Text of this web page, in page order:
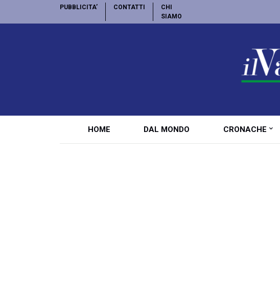
CHI
SIAMO
CONTATTI
PUBBLICITA’
HOME DAL MONDO CRONACHE